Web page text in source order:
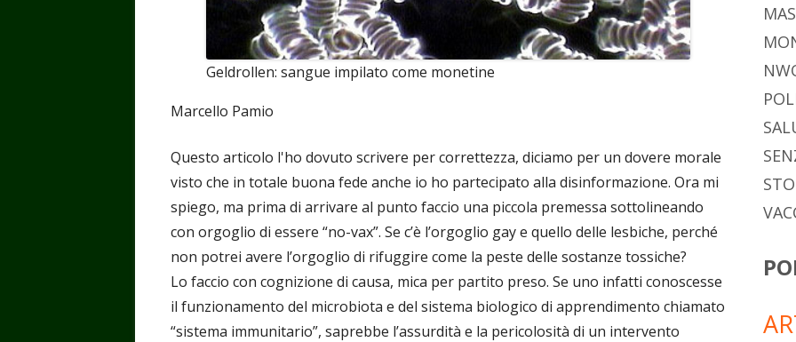
Geldrollen: sangue impilato come monetine
Marcello Pamio
Questo articolo l'ho dovuto scrivere per correttezza, diciamo per un dovere morale
visto che in totale buona fede anche io ho partecipato alla disinformazione. Ora mi
spiego, ma prima di arrivare al punto faccio una piccola premessa sottolineando
con orgoglio di essere “no-vax”. Se c’è l’orgoglio gay e quello delle lesbiche, perché
non potrei avere l’orgoglio di rifuggire come la peste delle sostanze tossiche?
Lo faccio con cognizione di causa, mica per partito preso. Se uno infatti conoscesse
il funzionamento del microbiota e del sistema biologico di apprendimento chiamato
“sistema immunitario”, saprebbe l’assurdità e la pericolosità di un intervento